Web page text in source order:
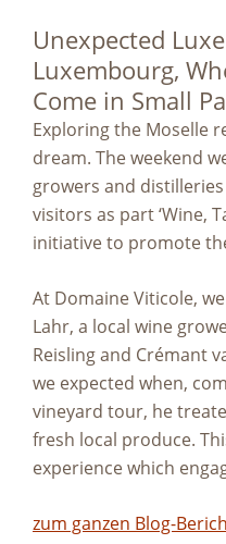
Unexpected
Luxembourg,
Come in Small
Exploring the Moselle
dream. The weekend
growers and
visitors as part ‘Wine,
initiative to promote
At Domaine Viticole,
Lahr, a local wine
Reisling and Crémant
we expected when,
vineyard tour, he
fresh local produce.
experience which
zum ganzen Blog-